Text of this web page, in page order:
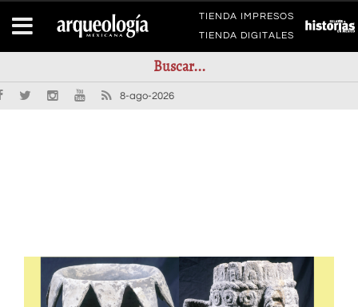
TIENDA IMPRESOS
TIENDA DIGITALES
8-ago-2026